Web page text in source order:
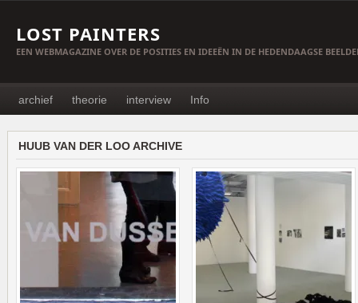
LOST PAINTERS
EEN WEBMAGAZINE OVER DE POSITIES EN IDEEËN IN DE HEDENDAAGSE
archief theorie interview Info
HUUB VAN DER LOO ARCHIVE